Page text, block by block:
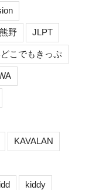
野 JLPT
こでもきっぷ
KAVALAN
kiddy